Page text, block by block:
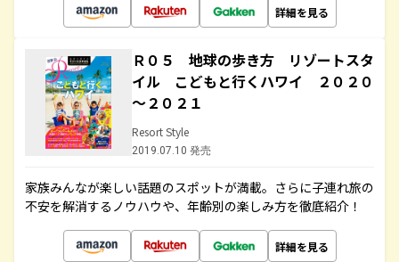
詳細を見る
Ｒ０５ 地球の歩き方 リゾートスタ
イル こどもと行くハワイ ２０２０
～２０２１
Resort Style
2019.07.10 発売
家族みんなが楽しい話題のスポットが満載。さらに子連れ旅の
不安を解消するノウハウや、年齢別の楽しみ方を徹底紹介！
詳細を見る